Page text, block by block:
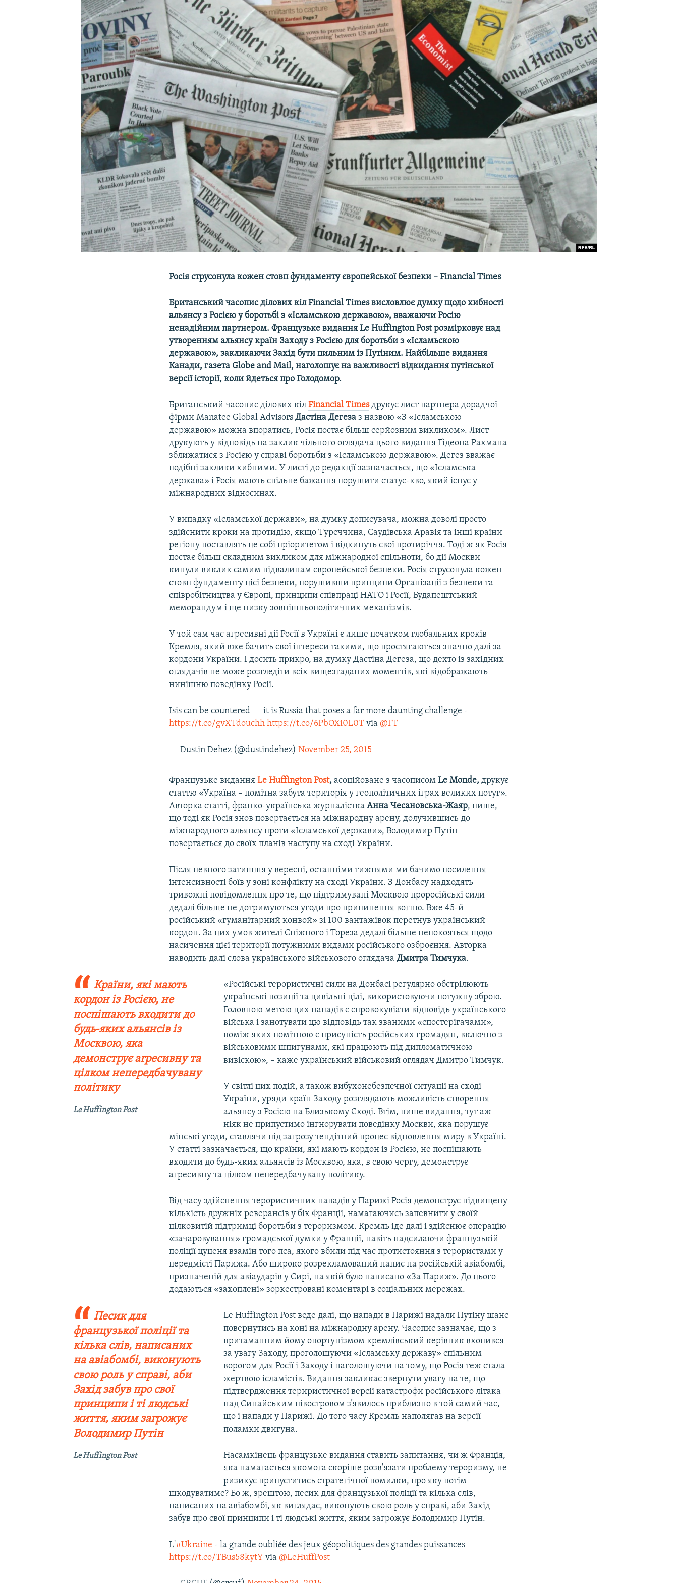
УКРАЇНСЬКА ПРОБЛЕМА КРИМУ
Росія струсонула кожен стовп фундаменту європейської безпеки – Financial Times
Британський часопис ділових кілFinancial Timesвисловлює думку щодо хибності
альянсу з Росією у боротьбі з «Ісламською державою», вважаючи Росію
ненадійним партнером. Французьке видання Le Huffington Postрозмірковує над
утворенням альянсу країн Заходу з Росією для боротьби з «Ісламьскою
державою», закликаючи Захід бути пильним із Путіним.Найбільше видання
Канади, газета Globe and Mail, наголошує на важливості відкидання путінської
версії історії, коли йдеться про Голодомор.
Британський часопис ділових кілFinancial Timesдрукує лист партнера дорадчої
фірми Manatee Global AdvisorsДастіна Дегеза з назвою «З «Ісламською
державою» можна впоратись, Росія постає більш серйозним викликом». Лист
друкують у відповідь на заклик чільного оглядача цього видання Ґідеона Рахмана
зближатися з Росією у справі боротьби з «Ісламською державою». Дегез вважає
подібні заклики хибними. У листі до редакції зазначається, що «Ісламська
держава» і Росія мають спільне бажання порушити статус-кво, який існує у
міжнародних відносинах.
У випадку «Ісламської держави», на думку дописувача, можна доволі просто
здійснити кроки на протидію, якщо Туреччина, Саудівська Аравія та інші країни
регіону поставлять це собі пріоритетом і відкинуть свої протиріччя. Тоді ж як Росія
постає більш складним викликом для міжнародної спільноти, бо дії Москви
кинули виклик самим підвалинам європейської безпеки. Росія струсонула кожен
стовп фундаменту цієї безпеки, порушивши принципи Організації з безпеки та
співробітництва у Європі, принципи співпраці НАТО і Росії, Будапештський
меморандум і ще низку зовнішньополітичних механізмів.
У той сам час агресивні дії Росії в Україні є лише початком глобальних кроків
Кремля, який вже бачить свої інтереси такими, що простягаються значно далі за
кордони України. І досить прикро, на думку Дастіна Дегеза, що дехто із західних
оглядачів не може розгледіти всіх вищезгаданих моментів, які відображають
нинішню поведінку Росії.
Isis can be countered — it is Russia that poses a far more daunting challenge -
https://t.co/gvXTdouchh https://t.co/6PbOXi0L0T via@FT
— Dustin Dehez (@dustindehez)November 25, 2015
​Французьке виданняLe Huffington Post,асоційоване з часописомLe Monde, друкує
статтю «Україна – помітна забута територія у геополітичних іграх великих потуг».
Авторка статті, франко-українська журналістка Анна Чесановська-Жаяр, пише,
що тоді як Росія знов повертається на міжнародну арену, долучившись до
міжнародного альянсу проти «Ісламської держави», Володимир Путін
повертається до своїх планів наступу на сході України.
Після певного затишшя у вересні, останніми тижнями ми бачимо посилення
інтенсивності боїв у зоні конфлікту на сході України. З Донбасу надходять
тривожні повідомлення про те, що підтримувані Москвою проросійські сили
дедалі більше не дотримуються угоди про припинення вогню. Вже 45-й
російський «гуманітарний конвой» зі 100 вантажівок перетнув український
кордон. За цих умов жителі Сніжного і Тореза дедалі більше непокояться щодо
насичення цієї території потужними видами російського озброєння. Авторка
наводить далі слова українського військового оглядачаДмитра Тимчука.
Країни, які мають
кордон із Росією, не
поспішають входити до
будь-яких альянсів із
Москвою, яка
демонструє агресивну та
цілком непередбачувану
політику
Le Huffington Post
«Російські терористичні сили на Донбасі регулярно обстрілюють
українські позиції та цивільні цілі, використовуючи потужну зброю.
Головною метою цих нападів є спровокувіати відповідь українського
війська і занотувати цю відповідь так званими «спостерігачами»,
поміж яких помітною є присуність російських громадян, включно з
військовими шпигунами, які працюють під дипломатичною
вивіскою», – каже український військовий оглядач Дмитро Тимчук.
У світлі цих подій, а також вибухонебезпечної ситуації на сході
України, уряди країн Заходу розглядають можливість створення
альянсу з Росією на Близькому Сході. Втім, пише видання, тут аж
ніяк не припустимо інгнорувати поведінку Москви, яка порушує
мінські угоди, ставлячи під загрозу тендітний процес відновлення миру в Україні.
У статті зазначається, що країни, які мають кордон із Росією, не поспішають
входити до будь-яких альянсів із Москвою, яка, в свою чергу, демонструє
агресивну та цілком непередбачувану політику.
Від часу здійснення терористичних нападів у Парижі Росія демонструє підвищену
кількість дружніх реверансів у бік Франції, намагаючись запевнити у своїй
цілковитій підтримці боротьби з тероризмом. Кремль іде далі і здійснює операцію
«зачаровування» громадської думки у Франції, навіть надсилаючи французькій
поліції цуценя взамін того пса, якого вбили під час протистояння з терористами у
передмісті Парижа. Або широко розрекламований напис на російській авіабомбі,
призначеній для авіаударів у Сирі, на якій було написано «За Париж». До цього
додаються «захоплені» зоркестровані коментарі в соціальних мережах.
Песик для
французької поліції та
кілька слів, написаних
на авіабомбі, виконують
свою роль у справі, аби
Захід забув про свої
принципи і ті людські
життя, яким загрожує
Володимир Путін
Le Huffington Post
Le Huffington Post веде далі, що напади в Парижі надали Путіну шанс
повернутись на коні на міжнародну арену. Часопис зазначає, що з
притаманним йому опортунізмом кремлівський керівник вхопився
за увагу Заходу, проголошуючи «Ісламську державу» спільним
ворогом для Росії і Заходу і наголошуючи на тому, що Росія теж стала
жертвою ісламістів. Видання закликає звернути увагу на те, що
підтвердження териристичної версії катастрофи російського літака
над Синайським півостровом з’явилось приблизно в той самий час,
що і напади у Парижі. До того часу Кремль наполягав на версії
поламки двигуна.
Насамкінець французьке видання ставить запитання, чи ж Франція,
яка намагається якомога скоріше розв'язати проблему тероризму, не
ризикує припуститись стратегічної помилки, про яку потім
шкодуватиме? Бо ж, зрештою, песик для французької поліції та кілька слів,
написаних на авіабомбі, як виглядає, виконують свою роль у справі, аби Захід
забув про свої принципи і ті людські життя, яким загрожує Володимир Путін.
L'#Ukraine - la grande oubliée des jeux géopolitiques des grandes puissances
https://t.co/TBus58kytY via@LeHuffPost